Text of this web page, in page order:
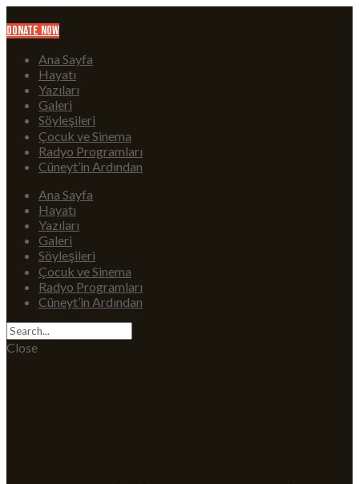
Donate Now
Ana Sayfa
Hayatı
Yazıları
Galeri
Söyleşileri
Çocuk ve Sinema
Radyo Programları
Cüneyt’in Ardından
Ana Sayfa
Hayatı
Yazıları
Galeri
Söyleşileri
Çocuk ve Sinema
Radyo Programları
Cüneyt’in Ardından
Close